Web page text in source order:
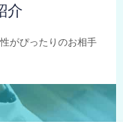
介
がぴったりのお相手